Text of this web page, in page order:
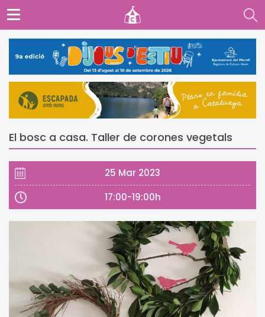
El bosc a casa. Taller de corones vegetals
25 Mar 2023
17:00-19:00h